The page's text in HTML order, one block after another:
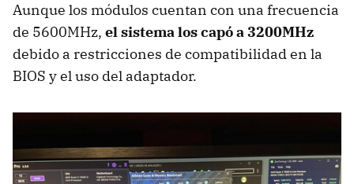
Aunque los módulos cuentan con una frecuencia
de 5600MHz, el sistema los capó a 3200MHz
debido a restricciones de compatibilidad en la
BIOS y el uso del adaptador.